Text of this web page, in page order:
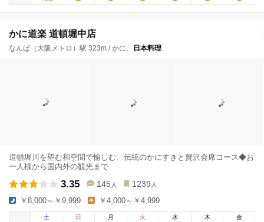
かに道楽 道頓堀中店
なんば（大阪メトロ）駅 323m / かに、 日本料理
道頓堀川を望む和空間で愉しむ、伝統のかにすきと贅沢会席コース◆お
一人様から国内外の観光まで
3.35 145 人 1239 人
￥8,000～￥9,999 ￥4,000～￥4,999
土 日 月 火 水 木 金